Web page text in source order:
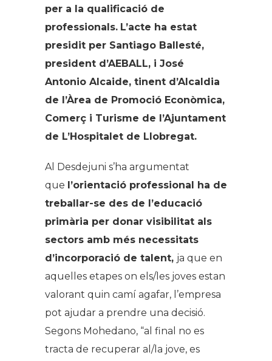
per a la qualificació de
professionals. L’acte ha estat
presidit per Santiago Ballesté,
president d’AEBALL, i José
Antonio Alcaide, tinent d’Alcaldia
de l’Àrea de Promoció Econòmica,
Comerç i Turisme de l’Ajuntament
de L’Hospitalet de Llobregat.
Al Desdejuni s’ha argumentat
que l’orientació professional ha de
treballar-se des de l’educació
primària per donar visibilitat als
sectors amb més necessitats
d’incorporació de talent, ja que en
aquelles etapes on els/les joves estan
valorant quin camí agafar, l’empresa
pot ajudar a prendre una decisió.
Segons Mohedano, “al final no es
tracta de recuperar al/la jove, es